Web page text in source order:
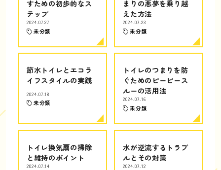
すための初歩的なス
テップ
2024.07.27
未分類
まりの悪夢を乗り越
えた方法
2024.07.23
未分類
節水トイレとエコラ
イフスタイルの実践
2024.07.18
未分類
トイレのつまりを防
ぐためのピーピース
ルーの活用法
2024.07.16
未分類
トイレ換気扇の掃除
と維持のポイント
2024.07.14
水が逆流するトラブ
ルとその対策
2024.07.12